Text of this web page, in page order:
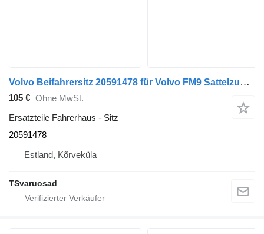
Volvo Beifahrersitz 20591478 für Volvo FM9 Sattelzugmaschine
105 € Ohne MwSt.
Ersatzteile Fahrerhaus - Sitz
20591478
Estland, Kõrveküla
TSvaruosad